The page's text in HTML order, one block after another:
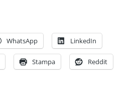
WhatsApp LinkedIn
Stampa Reddit